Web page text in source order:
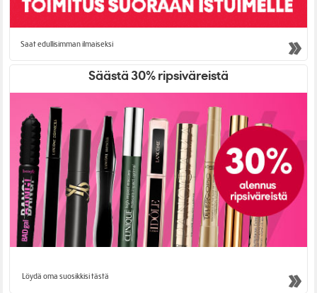
Saat edullisimman ilmaiseksi
Säästä 30% ripsiväreistä
Löydä oma suosikkisi tästä